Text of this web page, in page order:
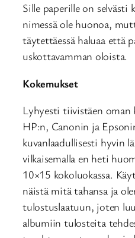
Sille paperille on selvästi
nimessä ole huonoa,
täytettäessä haluaa että
uskottavamman oloista.
Kokemukset
Lyhyesti tiivistäen oman
HP:n, Canonin ja
kuvanlaadullisesti hyvin
vilkaisemalla en heti
10×15 kokoluokassa.
näistä mitä tahansa ja
tulostuslaatuun, joten
albumiin tulosteita